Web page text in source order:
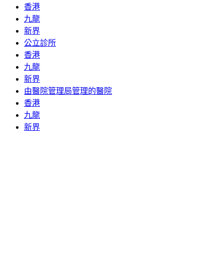
香港
九龍
新界
公立診所
香港
九龍
新界
由醫院管理局管理的醫院
香港
九龍
新界